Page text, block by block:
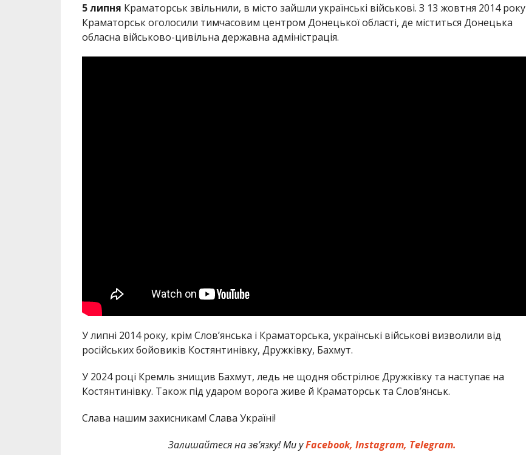
5 липня Краматорськ звільнили, в місто зайшли українські військові. З 13 жовтня 2014 року
Краматорськ оголосили тимчасовим центром Донецької області, де міститься Донецька
обласна військово-цивільна державна адміністрація.
У липні 2014 року, крім Слов’янська і Краматорська, українські військові визволили від
російських бойовиків Костянтинівку, Дружківку, Бахмут.
У 2024 році Кремль знищив Бахмут, ледь не щодня обстрілює Дружківку та наступає на
Костянтинівку. Також під ударом ворога живе й Краматорськ та Слов’янськ.
Слава нашим захисникам! Слава Україні!
Залишайтеся на зв’язку! Ми уFacebook, Instagram, Telegram.